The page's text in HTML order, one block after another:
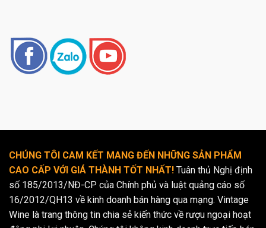
CHÚNG TÔI CAM KẾT MANG ĐẾN NHỮNG SẢN PHẨM
CAO CẤP VỚI GIÁ THÀNH TỐT NHẤT! Tuân thủ Nghị định
số 185/2013/NĐ-CP của Chính phủ và luật quảng cáo số
16/2012/QH13 về kinh doanh bán hàng qua mạng. Vintage
Wine là trang thông tin chia sẻ kiến thức về rượu ngoại hoạt